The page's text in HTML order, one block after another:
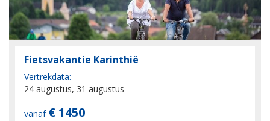
Fietsvakantie Karinthië
Vertrekdata:
24 augustus, 31 augustus
vanaf € 1450